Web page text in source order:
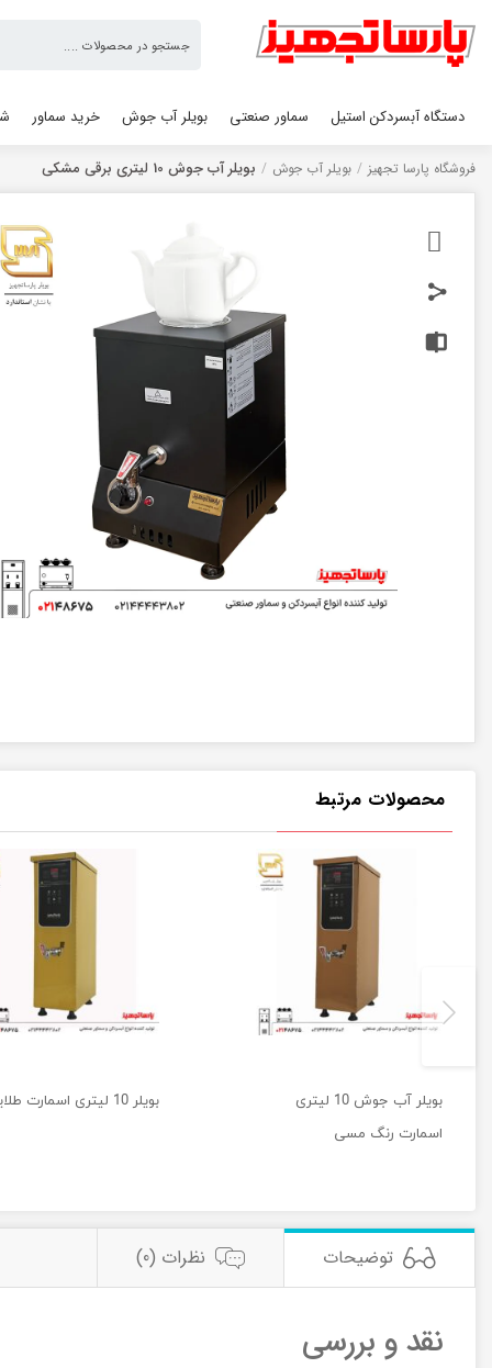
دستگاه آبسردکن استیل سماور صنعتی بویلر آب جوش خرید سماور
فروشگاه پارسا تجهیز / بویلر آب جوش / بویلر آب جوش 10 لیتری برقی مشکی
محصولات مرتبط
بویلر آب جوش 10 لیتری
اسمارت رنگ مسی
بویلر 10 لیتری اسمارت طلایی
توضیحات نظرات (0)
نقد و بررسی